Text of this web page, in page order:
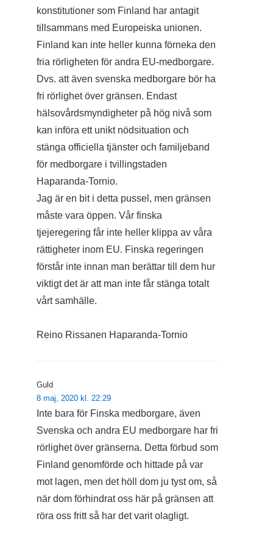
konstitutioner som Finland har antagit
tillsammans med Europeiska unionen.
Finland kan inte heller kunna förneka den
fria rörligheten för andra EU-medborgare.
Dvs. att även svenska medborgare bör ha
fri rörlighet över gränsen. Endast
hälsovårdsmyndigheter på hög nivå som
kan införa ett unikt nödsituation och
stänga officiella tjänster och familjeband
för medborgare i tvillingstaden
Haparanda-Tornio.
Jag är en bit i detta pussel, men gränsen
måste vara öppen. Vår finska
tjejeregering får inte heller klippa av våra
rättigheter inom EU. Finska regeringen
förstår inte innan man berättar till dem hur
viktigt det är att man inte får stänga totalt
vårt samhälle.
Reino Rissanen Haparanda-Tornio
Guld
8 maj, 2020 kl. 22:29
Inte bara för Finska medborgare, även
Svenska och andra EU medborgare har fri
rörlighet över gränserna. Detta förbud som
Finland genomförde och hittade på var
mot lagen, men det höll dom ju tyst om, så
när dom förhindrat oss här på gränsen att
röra oss fritt så har det varit olagligt.